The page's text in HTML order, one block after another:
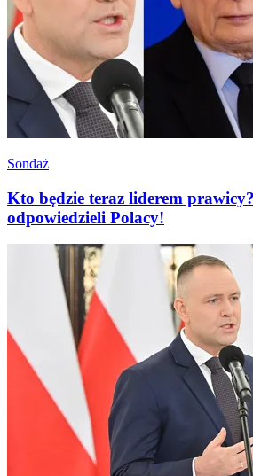
Sondaż
Kto będzie teraz liderem
odpowiedzieli Polacy!